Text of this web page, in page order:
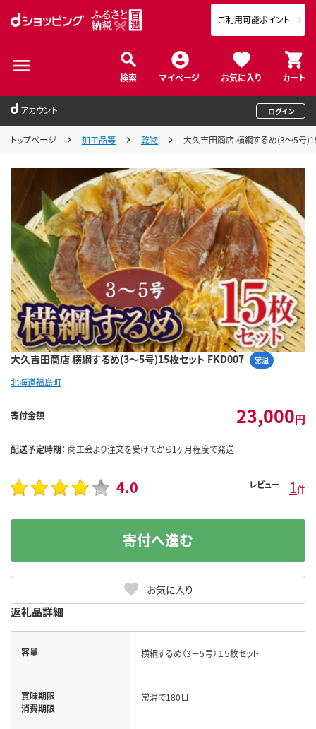
検索 マイページ お気に入り カート
ご利用可能ポイント
アカウント ログイン
トップページ 加工品等 乾物 大久吉田商店 横綱するめ(3～5号
大久吉田商店 横綱するめ(3～5号)15枚セット FKD007 常温
北海道福島町
寄付金額 23,000円
配送予定時期： 商工会より注文を受けてから1ヶ月程度で発送
4.0 レビュー 1件
お気に入り
寄付へ進む
返礼品詳細
容量 横綱するめ（3－5号）１５枚セット
賞味期限
消費期限
常温で180日